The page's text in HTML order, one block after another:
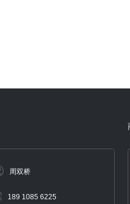
周双桥
189 1085 6225